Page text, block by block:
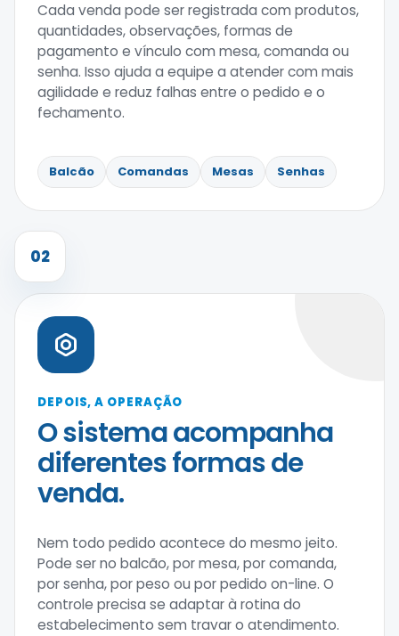
Cada venda pode ser registrada com produtos,
quantidades, observações, formas de
pagamento e vínculo com mesa, comanda ou
senha. Isso ajuda a equipe a atender com mais
agilidade e reduz falhas entre o pedido e o
fechamento.
Balcão Comandas Mesas Senhas
02
DEPOIS, A OPERAÇÃO
O sistema acompanha
diferentes formas de
venda.
Nem todo pedido acontece do mesmo jeito.
Pode ser no balcão, por mesa, por comanda,
por senha, por peso ou por pedido on-line. O
controle precisa se adaptar à rotina do
estabelecimento sem travar o atendimento.